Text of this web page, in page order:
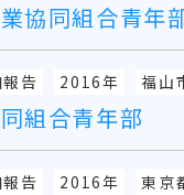
協同組合青年
告 2016年 福山
組合青年部
告 2016年 東京